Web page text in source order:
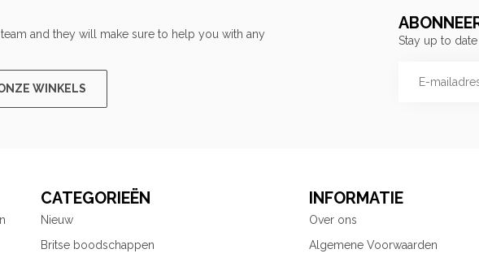
and they will make sure to help you with any
WINKELS
Stay up to
CATEGORIEËN
Nieuw
Britse boodschappen
INFORMATIE
Over ons
Algemene Voorwaarden